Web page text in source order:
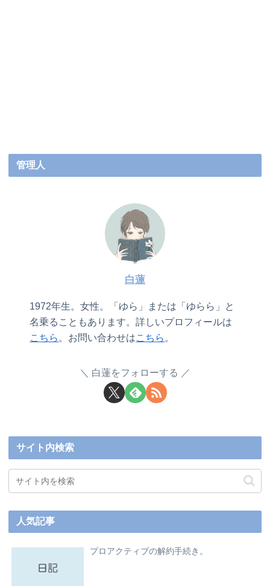
管理人
白蓮
1972年生。女性。「ゆら」または「ゆらら」と
名乗ることもあります。詳しいプロフィールは
こちら 。お問い合わせはこちら 。
白蓮をフォローする
サイト内検索
人気記事
プロアクティブの解約手続き。